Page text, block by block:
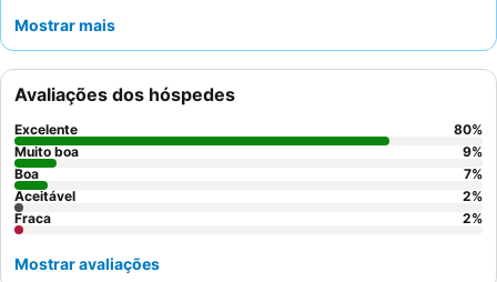
atenciosose a impressionante quantidade e qualidade das
pequeno-almoço e as noites temáticas de jantar. Para uma
estadia verdadeiramente relaxante, considere um quarto num
andar superior para vistas potencialmente melhores e maior
tranquilidade.
Mostrar mais
Avaliações dos hóspedes
Excelente 80%
Muito boa
9%
Boa
7%
Aceitável
2%
Fraca
2%
Mostrar avaliações